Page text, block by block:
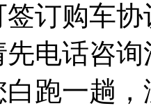
订购车
电话咨
跑一趟